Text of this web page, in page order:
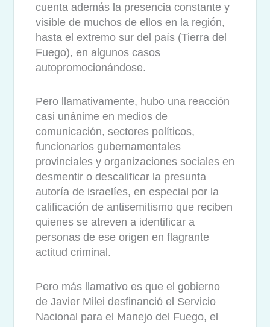
cuenta además la presencia constante y
visible de muchos de ellos en la región,
hasta el extremo sur del país (Tierra del
Fuego), en algunos casos
autopromocionándose.
Pero llamativamente, hubo una reacción
casi unánime en medios de
comunicación, sectores políticos,
funcionarios gubernamentales
provinciales y organizaciones sociales en
desmentir o descalificar la presunta
autoría de israelíes, en especial por la
calificación de antisemitismo que reciben
quienes se atreven a identificar a
personas de ese origen en flagrante
actitud criminal.
Pero más llamativo es que el gobierno
de Javier Milei desfinanció el Servicio
Nacional para el Manejo del Fuego, el